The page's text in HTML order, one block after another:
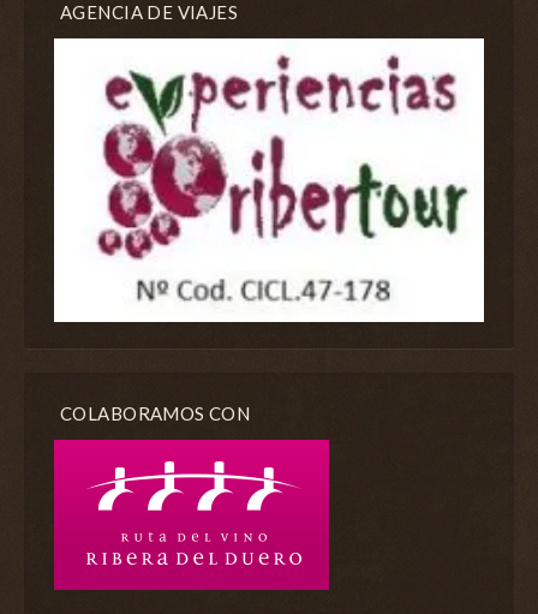
AGENCIA DE VIAJES
COLABORAMOS CON